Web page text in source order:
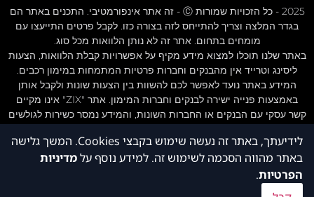
2025 - כל הזכויות שמורות Ⓒ - זה אתר אינפורמטיבי. התכנים באתר הם
בגדר המלצה וצריך להתייחס לזה בצורה כזו. לקבל פרטים התייעצו עם
מומחים בתחום. אתר זה לא נותן הלוואות מכל סוג.
באתר שלנו תוכלו למצוא מידע מקיף על אפשרויות קבלת הלוואות, הצעות
ליסינג וטרייד אין מהבנקים וחברות פרטיות המתמחות במימון רכבים.
המידע באתר נועד לאפשר לכם להשוות בין הצעות שונות ולקבל אותן
באמצעות פנייה ישירה לבנקים וחברות המימון. אתר "ZIX" אינו מקיים
קשר עסקי עם הבנקים או החברות השונות, והמידע נמסר כשירות לגולשים
לגרור חיוב בריבית פיגורים והליכי הוצאה לפועל.
חשוב לציין אתר זה לא נותן הלוואות מכל סוג
לידיעתך, באתר זה נעשה שימוש בקבצי Cookies. המשך גלישה
באתר מהווה הסכמה לשימוש זה. למידע נוסף עלמדיניות
הפרטיות.